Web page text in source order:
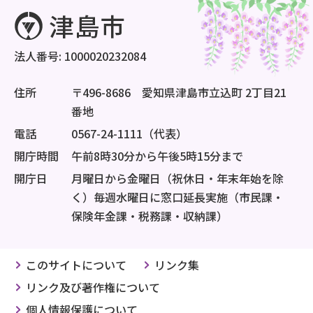
法人番号: 1000020232084
住所
〒496-8686 愛知県津島市立込町 2丁目21
番地
電話
0567-24-1111（代表）
開庁時間
午前8時30分から午後5時15分まで
開庁日
月曜日から金曜日（祝休日・年末年始を除
く）毎週水曜日に窓口延長実施（市民課・
保険年金課・税務課・収納課）
このサイトについて
リンク集
リンク及び著作権について